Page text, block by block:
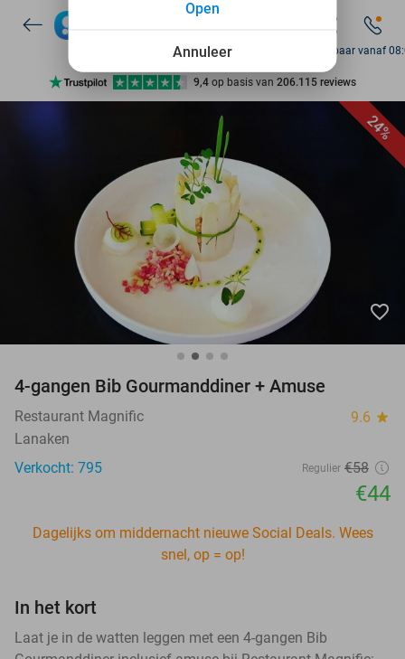
7 dagen per week beschikbaar
10+ miljoen leden
9,4 op basis van 206.115 reviews
7 dagen per week beschikbaar
10+ miljoen leden
Bereikbaar vanaf
24%
favorite_border
4-gangen Bib Gourmanddiner + Amuse
Restaurant Magnific 9.6 star
Lanaken
Verkocht: 795
Regulier €58
€44
Dagelijks om middernacht nieuwe Social Deals. Wees
snel, op = op!
In het kort
Laat je in de watten leggen met een 4-gangen Bib
Annuleer
Open